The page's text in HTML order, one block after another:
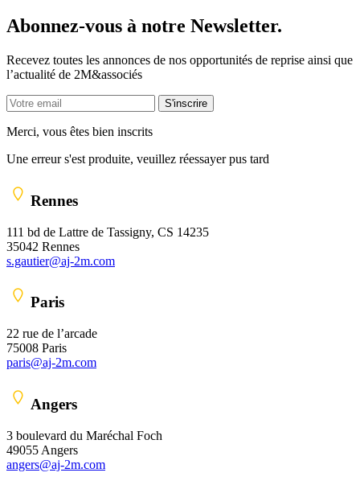
Abonnez-vous à notre Newsletter.
Recevez toutes les annonces de nos opportunités de reprise ainsi que
l’actualité de 2M&associés
S'inscrire
Merci, vous êtes bien inscrits
Une erreur s'est produite, veuillez réessayer pus tard
Rennes
111 bd de Lattre de Tassigny, CS 14235
35042 Rennes
s.gautier@aj-2m.com
Paris
22 rue de l’arcade
75008 Paris
paris@aj-2m.com
Angers
3 boulevard du Maréchal Foch
49055 Angers
angers@aj-2m.com